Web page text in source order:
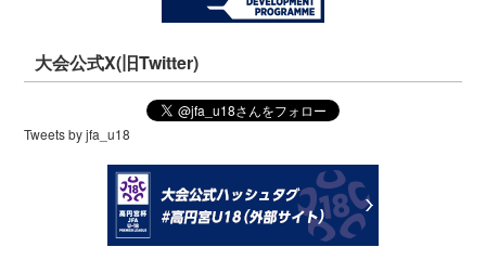
大会公式X(旧Twitter)
Tweets by jfa_u18